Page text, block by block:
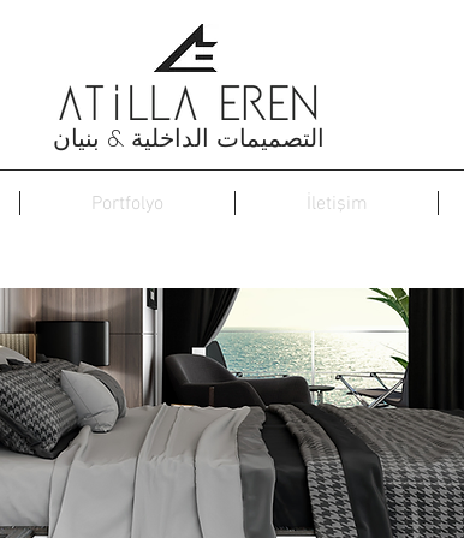
التصميمات الداخلية & بنيان
Portfolyo İletişim